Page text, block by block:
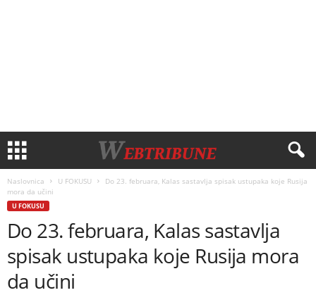
Naslovnica U FOKUSU
Do 23. februara, Kalas sastavlja spisak ustupaka koje Rusija
mora da učini
U FOKUSU
Do 23. februara, Kalas sastavlja
spisak ustupaka koje Rusija mora
da učini